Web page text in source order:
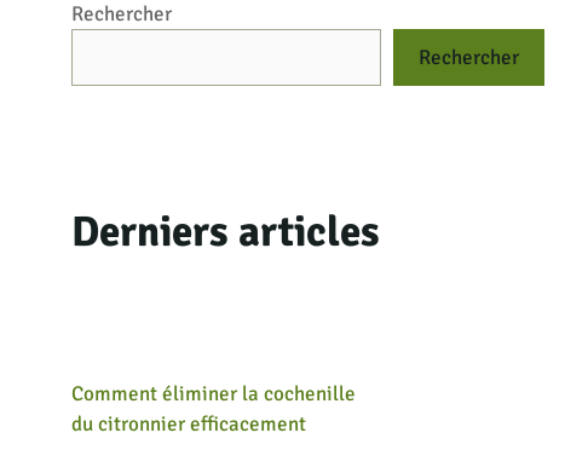
Rechercher
Rechercher
Derniers articles
Comment éliminer la cochenille
du citronnier efficacement